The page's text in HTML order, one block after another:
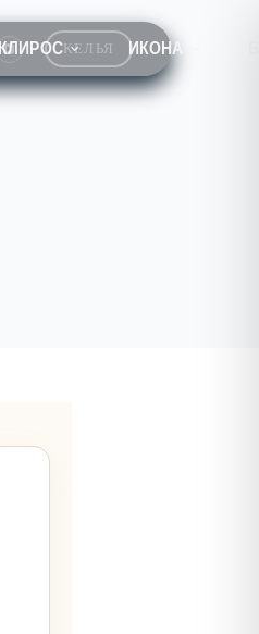
КЛИРОС ИКОНА
КЕЛЬЯ